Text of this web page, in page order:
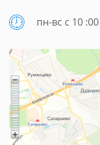
пн-вс с 10